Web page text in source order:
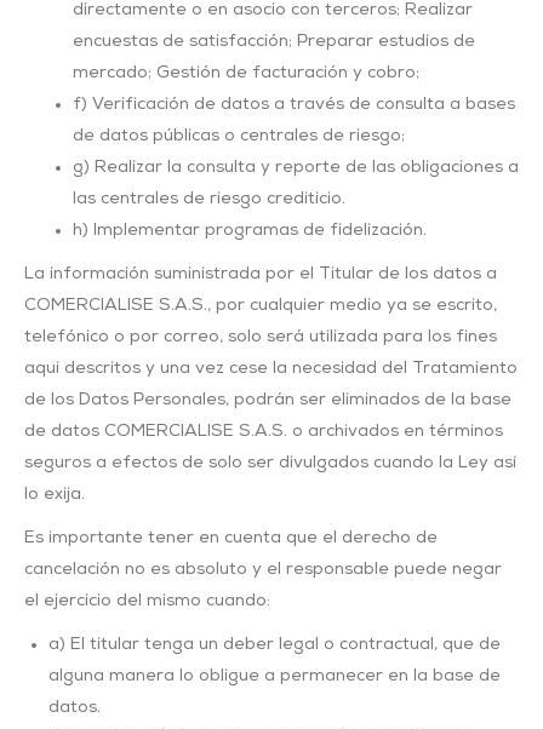
directamente o en asocio con terceros; Realizar
encuestas de satisfacción; Preparar estudios de
mercado; Gestión de facturación y cobro;
f) Verificación de datos a través de consulta a bases
de datos públicas o centrales de riesgo;
g) Realizar la consulta y reporte de las obligaciones a
las centrales de riesgo crediticio.
h) Implementar programas de fidelización.
La información suministrada por el Titular de los datos a
COMERCIALISE S.A.S., por cualquier medio ya se escrito,
telefónico o por correo, solo será utilizada para los fines
aquí descritos y una vez cese la necesidad del Tratamiento
de los Datos Personales, podrán ser eliminados de la base
de datos COMERCIALISE S.A.S. o archivados en términos
seguros a efectos de solo ser divulgados cuando la Ley así
lo exija.
Es importante tener en cuenta que el derecho de
cancelación no es absoluto y el responsable puede negar
el ejercicio del mismo cuando:
a) El titular tenga un deber legal o contractual, que de
alguna manera lo obligue a permanecer en la base de
datos.